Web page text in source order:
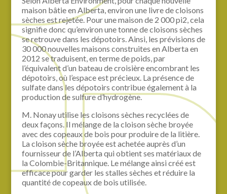
maison bâtie en Alberta, environ une livre de cloisons
sèches est rejetée. Pour une maison de 2 000 pi2, cela
signifie donc qu’environ une tonne de cloisons sèches
se retrouve dans les dépotoirs. Ainsi, les prévisions de
30 000 nouvelles maisons construites en Alberta en
2012 se traduisent, en terme de poids, par
l’équivalent d’un bateau de croisière encombrant les
dépotoirs, où l’espace est précieux. La présence de
sulfate dans les dépotoirs contribue également à la
production de sulfure d’hydrogène.
M. Nonay utilise les cloisons sèches recyclées de
deux façons. Il mélange de la cloison sèche broyée
avec des copeaux de bois pour produire de la litière.
La cloison sèche broyée est achetée auprès d’un
fournisseur de l’Alberta qui obtient ses matériaux de
la Colombie-Britannique. Le mélange ainsi créé est
efficace pour garder les stalles sèches et réduire la
quantité de copeaux de bois utilisée.